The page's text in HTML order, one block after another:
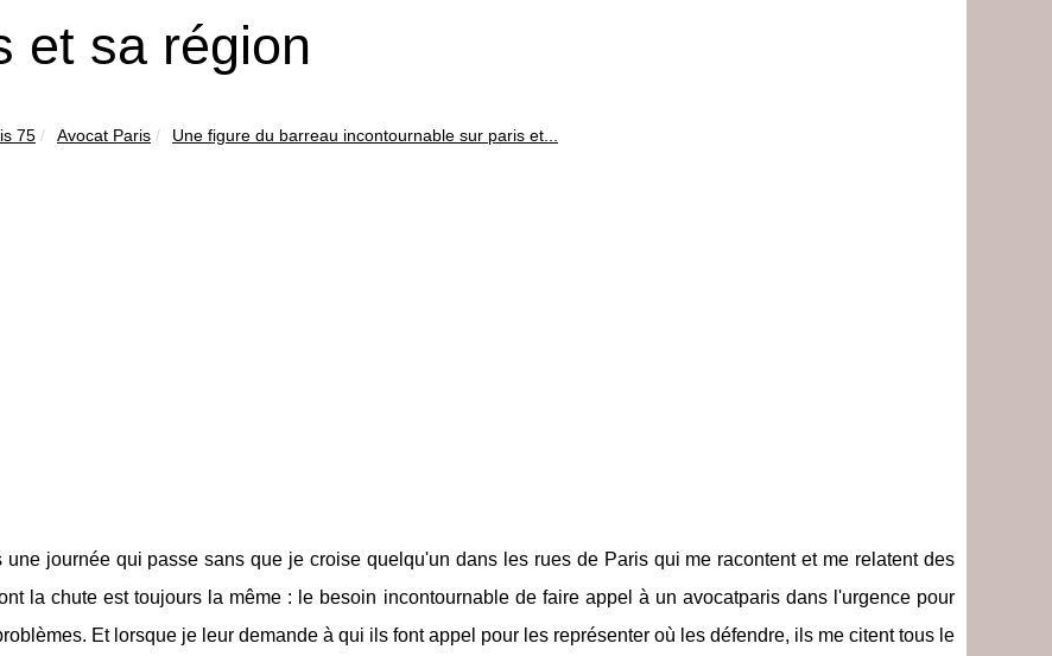
et sa région
75 Avocat Paris Une figure du barreau incontournable sur paris et...
une journée qui passe sans que je croise quelqu'un dans les rues de Paris qui me racontent et me relatent des
la chute est toujours la même : le besoin incontournable de faire appel à un avocatparis dans l'urgence pour
Et lorsque je leur demande à qui ils font appel pour les représenter où les défendre, ils me citent tous le